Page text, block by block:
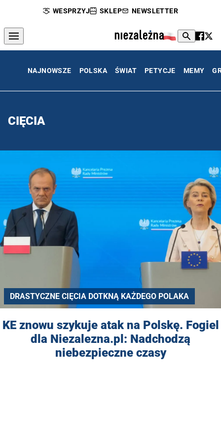
WESPRZYJ SKLEP NEWSLETTER
NAJNOWSZE POLSKA ŚWIAT PETYCJE MEMY
CIĘCIA
DRASTYCZNE CIĘCIA DOTKNĄ KAŻDEGO POLAKA
KE znowu szykuje atak na Polskę. Fogiel
dla Niezalezna.pl: Nadchodzą
niebezpieczne czasy